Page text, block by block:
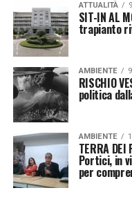
ATTUALITÀ
SIT-IN AL
trapianto
AMBIENTE
RISCHIO
politica
AMBIENTE
TERRA
Portici, in
per